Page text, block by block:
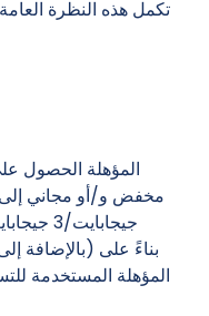
تكمل هذه النظرة
مخفض و/أو مجاني إلى